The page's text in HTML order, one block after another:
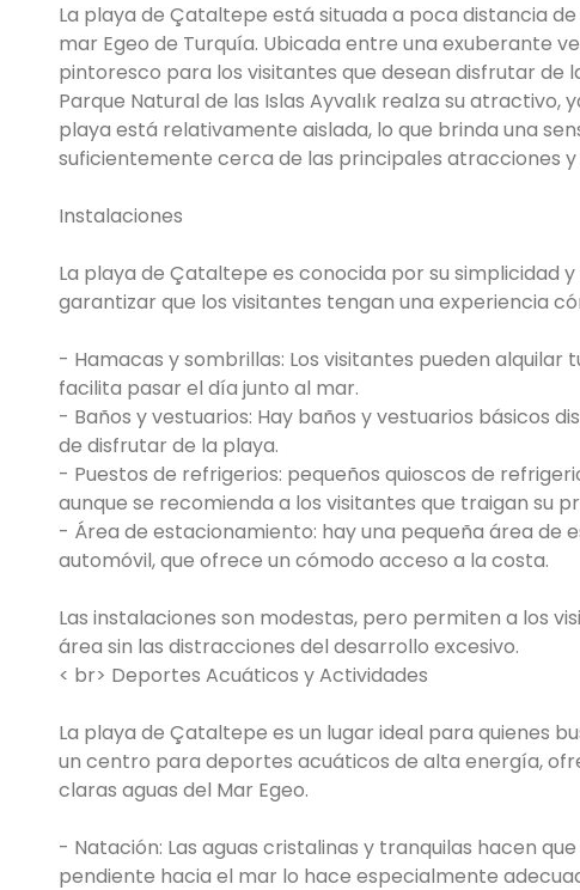
La playa de Çataltepe está situada a poca distancia
mar Egeo de Turquía. Ubicada entre una exuberante
pintoresco para los visitantes que desean disfrutar de
Parque Natural de las Islas Ayvalık realza su atractivo,
playa está relativamente aislada, lo que brinda una
suficientemente cerca de las principales atracciones y
Instalaciones
La playa de Çataltepe es conocida por su simplicidad
garantizar que los visitantes tengan una experiencia
- Hamacas y sombrillas: Los visitantes pueden
facilita pasar el día junto al mar.
- Baños y vestuarios: Hay baños y vestuarios básicos
de disfrutar de la playa.
- Puestos de refrigerios: pequeños quioscos de
aunque se recomienda a los visitantes que traigan su
- Área de estacionamiento: hay una pequeña área
automóvil, que ofrece un cómodo acceso a la costa.
Las instalaciones son modestas, pero permiten a los
área sin las distracciones del desarrollo excesivo.
< br> Deportes Acuáticos y Actividades
La playa de Çataltepe es un lugar ideal para quienes
un centro para deportes acuáticos de alta energía,
claras aguas del Mar Egeo.
- Natación: Las aguas cristalinas y tranquilas hacen
pendiente hacia el mar lo hace especialmente